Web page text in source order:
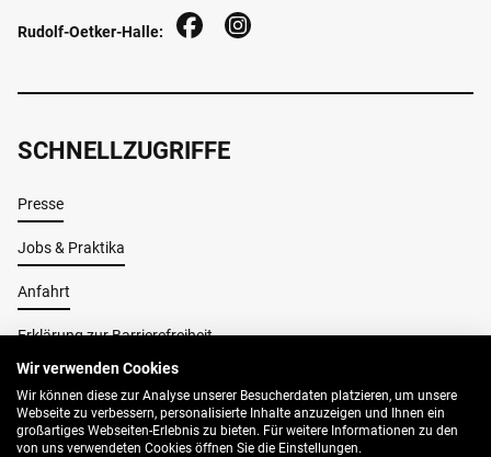
SCHNELLZUGRIFFE
Presse
Jobs & Praktika
Anfahrt
Erklärung zur Barrierefreiheit
Impressum
AGB
Rudolf-Oetker-Halle:
Wir verwenden Cookies
Wir können diese zur Analyse unserer Besucherdaten platzieren, um unsere
Webseite zu verbessern, personalisierte Inhalte anzuzeigen und Ihnen ein
großartiges Webseiten-Erlebnis zu bieten. Für weitere Informationen zu den
von uns verwendeten Cookies öffnen Sie die Einstellungen.